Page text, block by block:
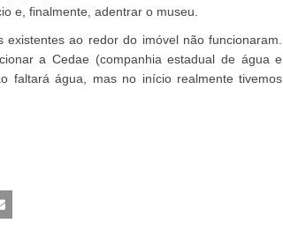
e, finalmente, adentrar o museu.
ao redor do imóvel não funcionaram.
a Cedae (companhia estadual de água e
faltará água, mas no início realmente tivemos